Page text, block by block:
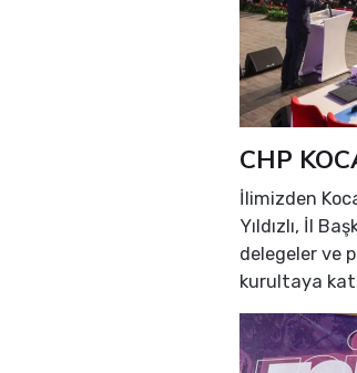
CHP
İlimizden
Yıldızlı, İl
delegeler ve
kurultaya